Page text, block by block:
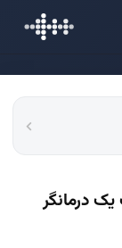
درمانگر